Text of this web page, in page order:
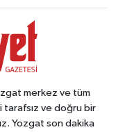
merkez ve tüm
ve doğru bir
Yozgat son dakika